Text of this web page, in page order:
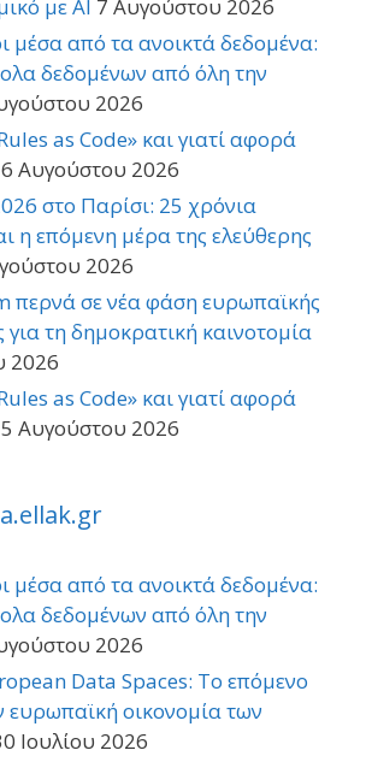
με AI 7 Αυγούστου 2026
μέσα από τα ανοικτά δεδομένα:
δεδομένων από όλη την
2026
as Code» και γιατί αφορά
6 Αυγούστου 2026
στο Παρίσι: 25 χρόνια
η επόμενη μέρα της ελεύθερης
2026
περνά σε νέα φάση ευρωπαϊκής
για τη δημοκρατική καινοτομία
2026
as Code» και γιατί αφορά
5 Αυγούστου 2026
μέσα από τα ανοικτά δεδομένα:
δεδομένων από όλη την
2026
Data Spaces: Το επόμενο
ευρωπαϊκή οικονομία των
Ιουλίου 2026